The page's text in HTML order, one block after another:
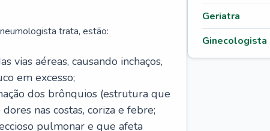
trata, estão:
vias aéreas, causando inchaços,
em excesso;
dos brônquios (estrutura que
nas costas, coriza e febre;
pulmonar e que afeta
Geriatra
Ginecologista